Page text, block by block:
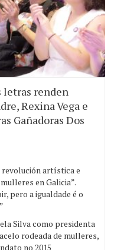
letras renden
Rexina Vega e
Gañadoras Dos
revolución artística e
en Galicia”.
pero a igualdade é o
Silva como presidenta
rodeada de mulleres,
no 2015